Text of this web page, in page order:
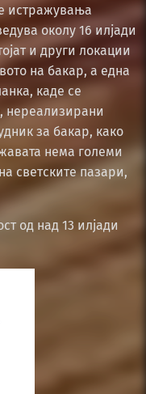
истражувања
околу 16 илјади
и други локации
на бакар, а една
каде се
нереализирани
за бакар, како
нема големи
светските пазари,
од над 13 илјади